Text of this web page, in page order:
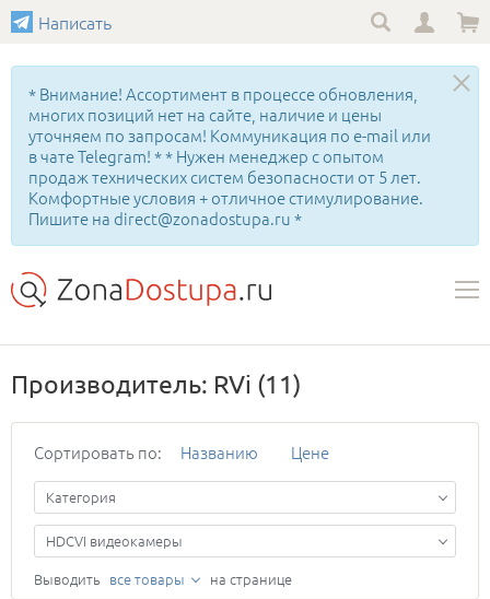
Написать
* Внимание! Ассортимент в процессе обновления,
многих позиций нет на сайте, наличие и цены
уточняем по запросам! Коммуникация по e-mail или
в чате Telegram! * * Нужен менеджер с опытом
продаж технических систем безопасности от 5 лет.
Комфортные условия + отличное стимулирование.
Пишите на direct@zonadostupa.ru *
Производитель: RVi (11)
Сортировать по: Названию Цене
Категория
HDCVI видеокамеры
Выводить все товары на странице